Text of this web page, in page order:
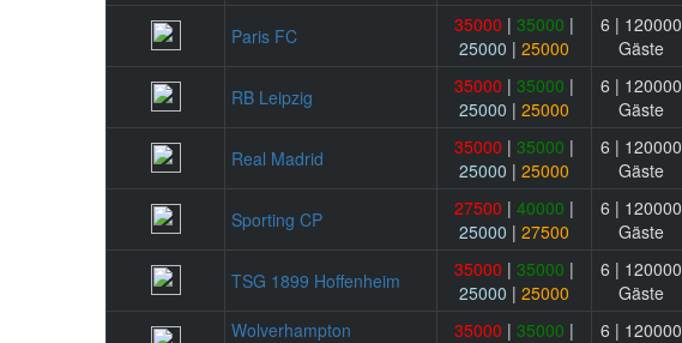
Paris FC 35000 | 35000 |
25000 | 25000
6 | 120000
Gäste
RB Leipzig 35000 | 35000 |
25000 | 25000
6 | 120000
Gäste
Real Madrid 35000 | 35000 |
25000 | 25000
6 | 120000
Gäste
Sporting CP 27500 | 40000 |
25000 | 27500
6 | 120000
Gäste
TSG 1899 Hoffenheim 35000 | 35000 |
25000 | 25000
6 | 120000
Gäste
Wolverhampton
35000 | 35000 |
6 | 120000